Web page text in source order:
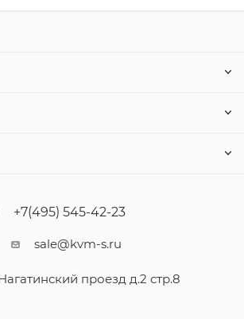
+7(495) 545-42-23
sale@kvm-s.ru
проезд д.2 стр.8